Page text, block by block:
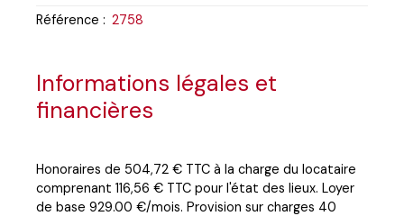
Référence : 2758
Informations légales et
financières
Honoraires de 504,72 € TTC à la charge du locataire
comprenant 116,56 € TTC pour l'état des lieux. Loyer
de base 929.00 €/mois. Provision sur charges 40